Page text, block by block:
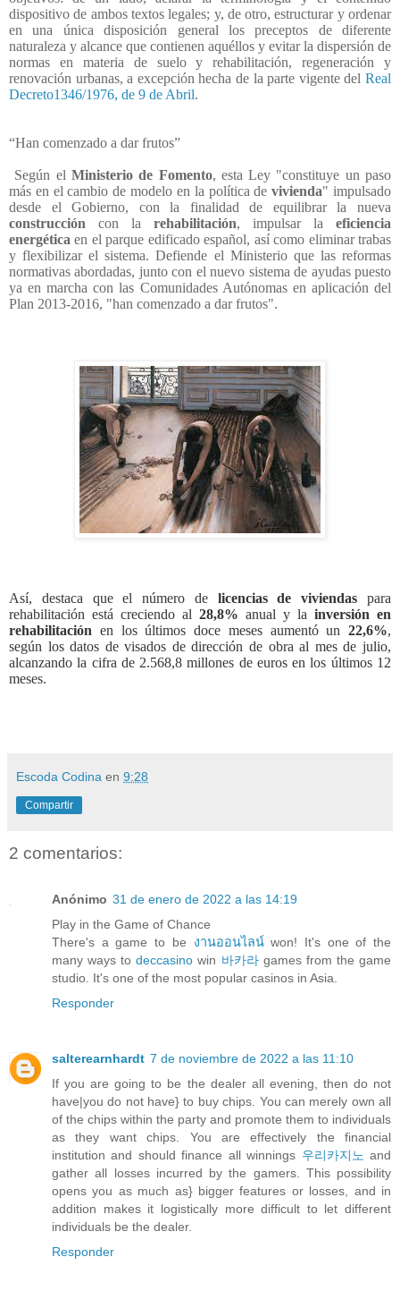
dispositivo de ambos textos legales; y, de otro, estructurar y ordenar
en una única disposición general los preceptos de diferente
naturaleza y alcance que contienen aquéllos y evitar la dispersión de
normas en materia de suelo y rehabilitación, regeneración y
renovación urbanas, a excepción hecha de la parte vigente del Real
Decreto1346/1976, de 9 de Abril.
“Han comenzado a dar frutos”
Según el Ministerio de Fomento, esta Ley "constituye un paso
más en el cambio de modelo en la política devivienda" impulsado
desde el Gobierno, con la finalidad de equilibrar la nueva
construcción con la rehabilitación, impulsar la eficiencia
energética en el parque edificado español, así como eliminar trabas
y flexibilizar el sistema. Defiende el Ministerio que las reformas
normativas abordadas, junto con el nuevo sistema de ayudas puesto
ya en marcha con las Comunidades Autónomas en aplicación del
Plan 2013-2016, "han comenzado a dar frutos".
Así, destaca que el número de licencias de viviendas para
rehabilitación está creciendo al 28,8% anual y la inversión en
rehabilitación en los últimos doce meses aumentó un 22,6%,
según los datos de visados de dirección de obra al mes de julio,
alcanzando la cifra de 2.568,8 millones de euros en los últimos 12
meses.
Escoda Codina en 9:28
Compartir
2 comentarios:
Anónimo 31 de enero de 2022 a las 14:19
Play in the Game of Chance
There's a game to be งานออนไลน์won! It's one of the
many ways todeccasino win 바카라games from the game
studio. It's one of the most popular casinos in Asia.
Responder
salterearnhardt 7 de noviembre de 2022 a las 11:10
If you are going to be the dealer all evening, then do not
have|you do not have} to buy chips. You can merely own all
of the chips within the party and promote them to individuals
as they want chips. You are effectively the financial
institution and should finance all winnings 우리카지노 and
gather all losses incurred by the gamers. This possibility
opens you as much as} bigger features or losses, and in
addition makes it logistically more difficult to let different
individuals be the dealer.
Responder